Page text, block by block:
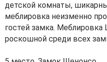
детской комнаты,
меблировка неизменно
гостей замка.
роскошной среди всех